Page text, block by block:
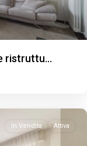
ristruttu...
In Vendita Attiva